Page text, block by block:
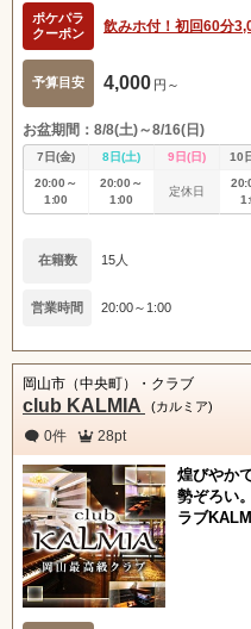
ポケパラ
クーポン
飲みホ付！初回60分
予算目安 4,000 円～
お盆期間：8/8(土)～8/16(日)
7日(金) 8日(土) 9日(日) 10
20:00～
1:00
20:00～
1:00
定休日
在籍数 15人
営業時間 20:00～1:00
岡山市（中央町）・クラブ
club KALMIA (カルミア)
0件 28pt
煌びやか
勢ぞろい
ラブ